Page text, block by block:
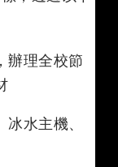
辦理全校節
冰水主機、